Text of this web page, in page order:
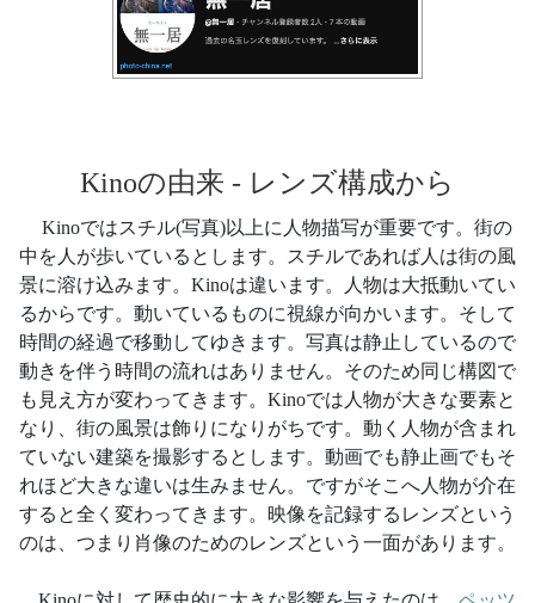
Kinoの由来 - レンズ構成から
Kinoではスチル(写真)以上に人物描写が重要です。街の
中を人が歩いているとします。スチルであれば人は街の風
景に溶け込みます。Kinoは違います。人物は大抵動いてい
るからです。動いているものに視線が向かいます。そして
時間の経過で移動してゆきます。写真は静止しているので
動きを伴う時間の流れはありません。そのため同じ構図で
も見え方が変わってきます。Kinoでは人物が大きな要素と
なり、街の風景は飾りになりがちです。動く人物が含まれ
ていない建築を撮影するとします。動画でも静止画でもそ
れほど大きな違いは生みません。ですがそこへ人物が介在
すると全く変わってきます。映像を記録するレンズという
のは、つまり肖像のためのレンズという一面があります。